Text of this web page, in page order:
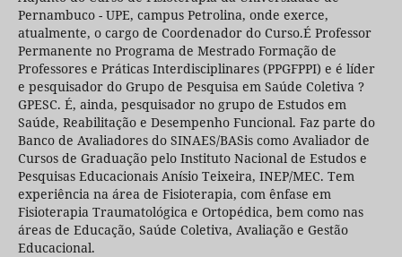
Pernambuco - UPE, campus Petrolina, onde exerce,
atualmente, o cargo de Coordenador do Curso.É Professor
Permanente no Programa de Mestrado Formação de
Professores e Práticas Interdisciplinares (PPGFPPI) e é líder
e pesquisador do Grupo de Pesquisa em Saúde Coletiva ?
GPESC. É, ainda, pesquisador no grupo de Estudos em
Saúde, Reabilitação e Desempenho Funcional. Faz parte do
Banco de Avaliadores do SINAES/BASis como Avaliador de
Cursos de Graduação pelo Instituto Nacional de Estudos e
Pesquisas Educacionais Anísio Teixeira, INEP/MEC. Tem
experiência na área de Fisioterapia, com ênfase em
Fisioterapia Traumatológica e Ortopédica, bem como nas
áreas de Educação, Saúde Coletiva, Avaliação e Gestão
Educacional.